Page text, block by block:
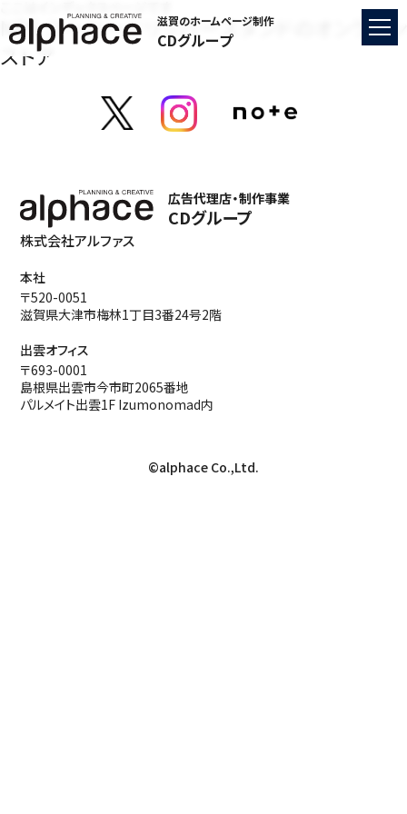
滋賀のホームページ制作
CDグループ
NPS コーヒードリッパースタンドのオンライン
ストア
広告代理店・制作事業
CDグループ
株式会社アルファス
本社
〒520-0051
滋賀県大津市梅林1丁目3番24号2階
出雲オフィス
〒693-0001
島根県出雲市今市町2065番地
パルメイト出雲1F Izumonomad内
©alphace Co.,Ltd.